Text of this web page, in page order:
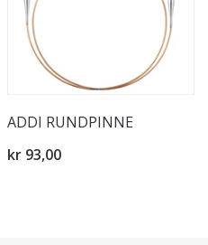
ADDI RUNDPINNE
kr 93,00